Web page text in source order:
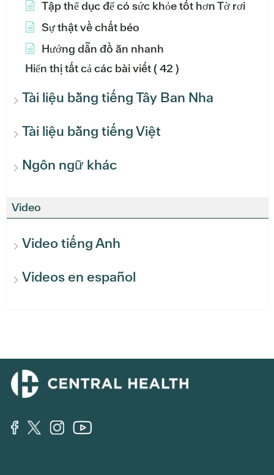
Tập thể dục để có sức khỏe tốt hơn Tờ rơi
Sự thật về chất béo
Hướng dẫn đồ ăn nhanh
Hiển thị tất cả các bài viết( 42 )
Tài liệu bằng tiếng Tây Ban Nha
Tài liệu bằng tiếng Việt
Ngôn ngữ khác
Video
Video tiếng Anh
Videos en español